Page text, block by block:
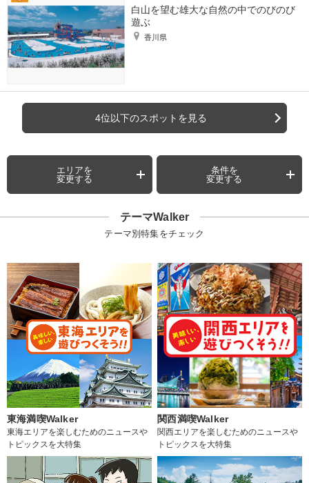
白山を望む雄大な自然の中でのびのび
遊ぶ
香川県
4位以下のスポットを見る
エリアを
変更する
条件を
変更する
テーマWalker
テーマ別特集をチェック
東海満喫Walker
東海エリアを楽しむためのニュースや
トピックスを大特集
関西満喫Walker
関西エリアを楽しむためのニュースや
トピックスを大特集